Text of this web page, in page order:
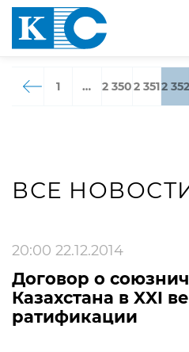
1 … 2 3502 3512 352
ВСЕ
20:00 22.12.2014
Договор о
Казахстана в XXI
ратификации